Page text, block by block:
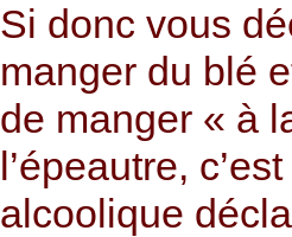
Si donc vous
manger du blé
de manger « à
l’épeautre,
alcoolique